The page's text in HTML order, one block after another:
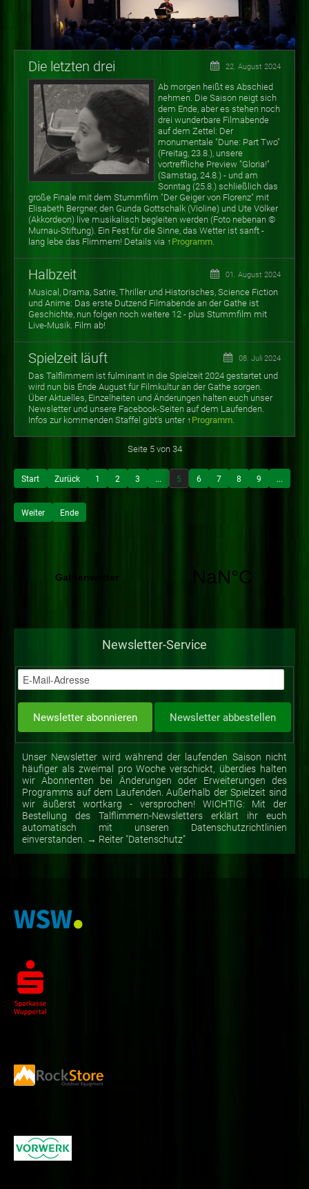
Die letzten drei 22. August 2024
Ab morgen heißt es Abschied
nehmen. Die Saison neigt sich
dem Ende, aber es stehen noch
drei wunderbare Filmabende
auf dem Zettel: Der
monumentale "Dune: Part Two"
(Freitag, 23.8.), unsere
vortreffliche Preview "Gloria!"
(Samstag, 24.8.) - und am
Sonntag (25.8.) schließlich das
große Finale mit dem Stummfilm "Der Geiger von Florenz" mit
Elisabeth Bergner, den Gunda Gottschalk (Violine) und Ute Völker
(Akkordeon) live musikalisch begleiten werden (Foto nebenan ©
Murnau-Stiftung). Ein Fest für die Sinne, das Wetter ist sanft -
lang lebe das Flimmern! Details via ↑ Programm.
Halbzeit 01. August 2024
Musical, Drama, Satire, Thriller und Historisches, Science Fiction
und Anime: Das erste Dutzend Filmabende an der Gathe ist
Geschichte, nun folgen noch weitere 12 - plus Stummfilm mit
Live-Musik. Film ab!
Spielzeit läuft 08. Juli 2024
Das Talflimmern ist fulminant in die Spielzeit 2024 gestartet und
wird nun bis Ende August für Filmkultur an der Gathe sorgen.
Über Aktuelles, Einzelheiten und Änderungen halten euch unser
Newsletter und unsere Facebook-Seiten auf dem Laufenden.
Infos zurkommenden Staffel gibt's unter ↑ Programm.
Seite 5 von 34
Start Zurück 1 2 3 ... 5 6 7 8 9 ...
Weiter Ende
Newsletter-Service
Unser Newsletter wird während der laufenden Saison nicht
häufiger als zweimal pro Woche verschickt, überdies halten
wir Abonnenten bei Änderungen oder Erweiterungen des
Programms auf dem Laufenden. Außerhalb der Spielzeit sind
wir äußerst wortkarg - versprochen! WICHTIG: Mit der
Bestellung des Talflimmern-Newsletters erklärt ihr euch
automatisch mit unseren Datenschutzrichtlinien
einverstanden. → Reiter "Datenschutz"